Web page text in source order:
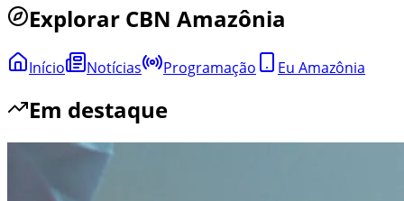
Explorar CBN Amazônia
Início Notícias Programação Eu Amazônia
Em destaque